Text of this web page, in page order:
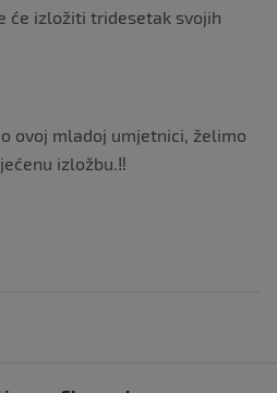
će izložiti tridesetak svojih
ovoj mladoj umjetnici, želimo
izložbu.‼️